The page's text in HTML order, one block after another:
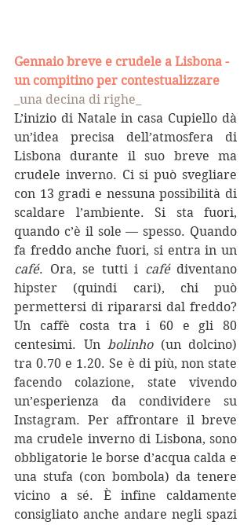
Gennaio breve e crudele a Lisbona -
un compitino per contestualizzare
_una decina di righe_
L’inizio di Natale in casa Cupiello dà
un’idea precisa dell’atmosfera di
Lisbona durante il suo breve ma
crudele inverno. Ci si può svegliare
con 13 gradi e nessuna possibilità di
scaldare l’ambiente. Si sta fuori,
quando c’è il sole — spesso. Quando
café. Ora, se tutti i café diventano
hipster (quindi cari), chi può
permettersi di ripararsi dal freddo?
Un caffè costa tra i 60 e gli 80
centesimi. Un bolinho (un dolcino)
tra 0.70 e 1.20. Se è di più, non state
facendo colazione, state vivendo
un’esperienza da condividere su
Instagram. Per affrontare il breve
ma crudele inverno di Lisbona, sono
obbligatorie le borse d’acqua calda e
una stufa (con bombola) da tenere
vicino a sé. È infine caldamente
consigliato anche andare negli spazi